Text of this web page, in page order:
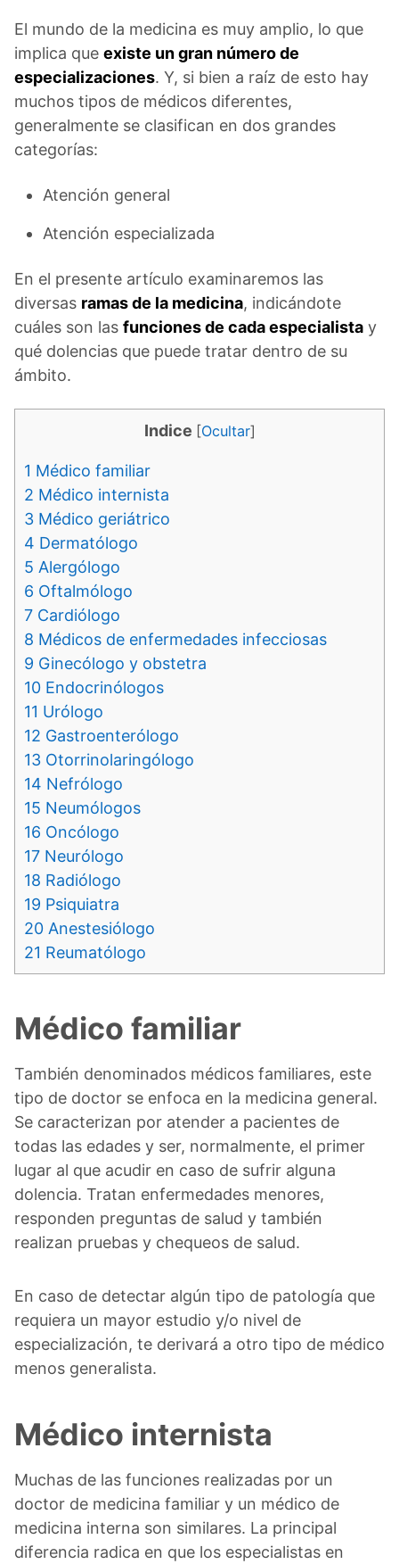
El mundo de la medicina es muy amplio, lo que
implica que existe un gran número de
especializaciones. Y, si bien a raíz de esto hay
muchos tipos de médicos diferentes,
generalmente se clasifican en dos grandes
categorías:
Atención general
Atención especializada
En el presente artículo examinaremos las
diversas ramas de la medicina, indicándote
cuáles son las funciones de cada especialista y
qué dolencias que puede tratar dentro de su
ámbito.
Indice [Ocultar]
1 Médico familiar
2 Médico internista
3 Médico geriátrico
4 Dermatólogo
5 Alergólogo
6 Oftalmólogo
7 Cardiólogo
8 Médicos de enfermedades infecciosas
9 Ginecólogo y obstetra
10 Endocrinólogos
11 Urólogo
12 Gastroenterólogo
13 Otorrinolaringólogo
14 Nefrólogo
15 Neumólogos
16 Oncólogo
17 Neurólogo
18 Radiólogo
19 Psiquiatra
20 Anestesiólogo
21 Reumatólogo
Médico familiar
También denominados médicos familiares, este
tipo de doctor se enfoca en la medicina general.
Se caracterizan por atender a pacientes de
todas las edades y ser, normalmente, el primer
lugar al que acudir en caso de sufrir alguna
dolencia. Tratan enfermedades menores,
responden preguntas de salud y también
realizan pruebas y chequeos de salud.
En caso de detectar algún tipo de patología que
requiera un mayor estudio y/o nivel de
especialización, te derivará a otro tipo de médico
menos generalista.
Médico internista
Muchas de las funciones realizadas por un
doctor de medicina familiar y un médico de
medicina interna son similares. La principal
diferencia radica en que los especialistas en